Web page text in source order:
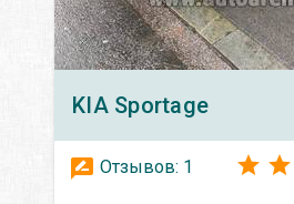
KIA Sportage
Отзывов: 1